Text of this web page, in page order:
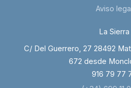
Aviso
La Sierra
C/ Del Guerrero, 27 28492
672 desde
916 79 77